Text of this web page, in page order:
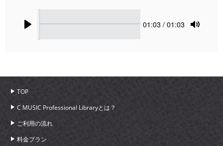
Current
01:03 / 01:03
TOP
C MUSIC Professional Libraryとは？
ご利用の流れ
料金プラン